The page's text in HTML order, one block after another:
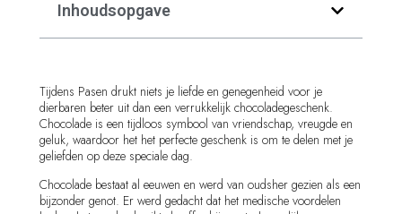
Inhoudsopgave
Tijdens Pasen drukt niets je liefde en genegenheid voor je
dierbaren beter uit dan een verrukkelijk chocoladegeschenk.
Chocolade is een tijdloos symbool van vriendschap, vreugde en
geluk, waardoor het het perfecte geschenk is om te delen met je
geliefden op deze speciale dag.
Chocolade bestaat al eeuwen en werd van oudsher gezien als een
bijzonder genot. Er werd gedacht dat het medische voordelen